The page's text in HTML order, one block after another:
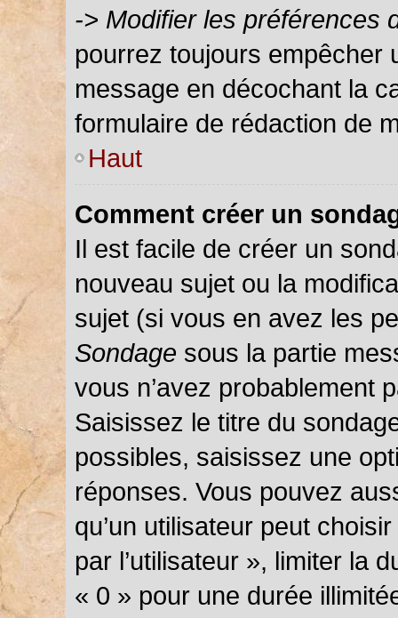
-> Modifier les préférences
pourrez toujours empêcher
message en décochant la
formulaire de rédaction de
Haut
Comment créer un
Il est facile de créer un
nouveau sujet ou la
sujet (si vous en avez les
Sondage sous la partie
vous n’avez probablement
Saisissez le titre du
possibles, saisissez une
réponses. Vous pouvez
qu’un utilisateur peut
par l’utilisateur », limiter la
« 0 » pour une durée